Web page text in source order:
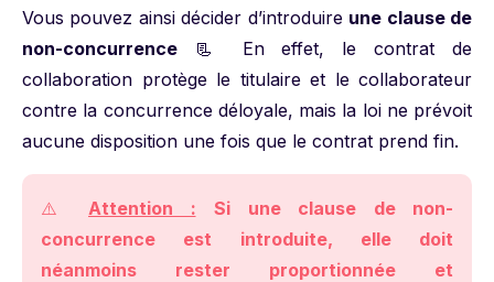
Vous pouvez ainsi décider d’introduire une clause de
non-concurrence 📃 En effet, le contrat de
collaboration protège le titulaire et le collaborateur
contre la concurrence déloyale, mais la loi ne prévoit
aucune disposition une fois que le contrat prend fin.
⚠️ Attention :
Si une clause de non-
concurrence est introduite, elle doit
néanmoins rester proportionnée et